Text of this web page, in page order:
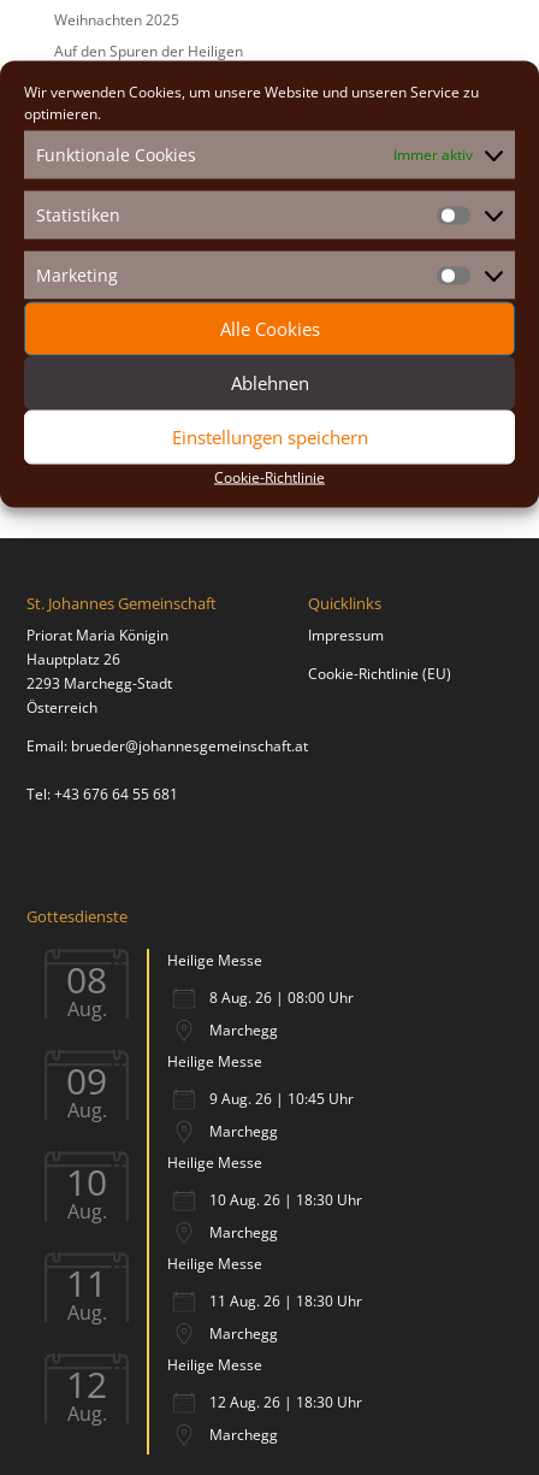
Wir verwenden Cookies, um unsere Website und unseren Service zu
optimieren.
Funktionale Cookies Immer aktiv
Statistiken
Marketing Marketing
Alle Cookies
Ablehnen
Einstellungen speichern
Cookie-Richtlinie
Weihnachten 2025
Auf den Spuren der Heiligen
Adventexerzitien 2025
2026(2)
2025(7)
2024(5)
2023(13)
2022(9)
2020(2)
St. Johannes Gemeinschaft
Priorat Maria Königin
Hauptplatz 26
2293 Marchegg-Stadt
Österreich
Email: brueder@johannesgemeinschaft.at
Tel: +43 676 64 55 681
Quicklinks
Impressum
Cookie-Richtlinie (EU)
Gottesdienste
08
Aug.
Heilige Messe
8 Aug. 26 | 08:00 Uhr
Marchegg
09
Aug.
Heilige Messe
9 Aug. 26 | 10:45 Uhr
Marchegg
10
Aug.
Heilige Messe
10 Aug. 26 | 18:30 Uhr
Marchegg
11
Aug.
Heilige Messe
11 Aug. 26 | 18:30 Uhr
Marchegg
12
Aug.
Heilige Messe
12 Aug. 26 | 18:30 Uhr
Marchegg